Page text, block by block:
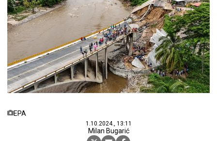
EPA
1.10.2024., 13:11
Milan Bugarić